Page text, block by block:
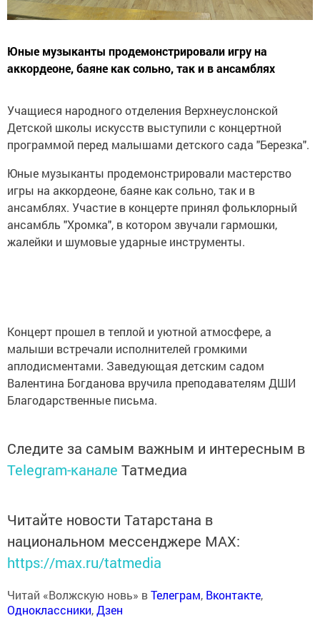
Юные музыканты продемонстрировали игру на
аккордеоне, баяне как сольно, так и в ансамблях
Учащиеся народного отделения Верхнеуслонской
Детской школы искусств выступили с концертной
программой перед малышами детского сада "Березка".
Юные музыканты продемонстрировали мастерство
игры на аккордеоне, баяне как сольно, так и в
ансамблях. Участие в концерте принял фольклорный
ансамбль "Хромка", в котором звучали гармошки,
жалейки и шумовые ударные инструменты.
Концерт прошел в теплой и уютной атмосфере, а
малыши встречали исполнителей громкими
аплодисментами. Заведующая детским садом
Валентина Богданова вручила преподавателям ДШИ
Благодарственные письма.
Следите за самым важным и интересным в
Telegram-канале Татмедиа
Читайте новости Татарстана в
национальном мессенджере MАХ:
https://max.ru/tatmedia
Читай «Волжскую новь» вТелеграм, Вконтакте,
Одноклассники,Дзен